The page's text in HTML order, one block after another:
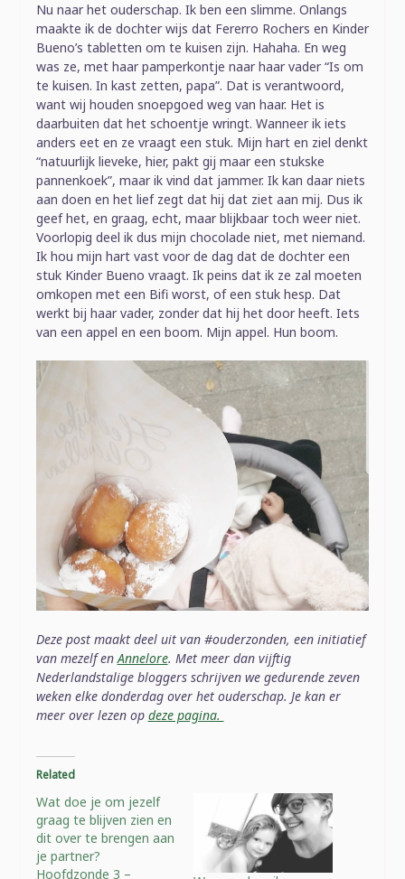
Nu naar het ouderschap. Ik ben een slimme. Onlangs
maakte ik de dochter wijs dat Fererro Rochers en Kinder
Bueno’s tabletten om te kuisen zijn. Hahaha. En weg
was ze, met haar pamperkontje naar haar vader “Is om
te kuisen. In kast zetten, papa”. Dat is verantwoord,
want wij houden snoepgoed weg van haar. Het is
daarbuiten dat het schoentje wringt. Wanneer ik iets
anders eet en ze vraagt een stuk. Mijn hart en ziel denkt
“natuurlijk lieveke, hier, pakt gij maar een stukske
pannenkoek”, maar ik vind dat jammer. Ik kan daar niets
aan doen en het lief zegt dat hij dat ziet aan mij. Dus ik
geef het, en graag, echt, maar blijkbaar toch weer niet.
Voorlopig deel ik dus mijn chocolade niet, met niemand.
Ik hou mijn hart vast voor de dag dat de dochter een
stuk Kinder Bueno vraagt. Ik peins dat ik ze zal moeten
omkopen met een Bifi worst, of een stuk hesp. Dat
werkt bij haar vader, zonder dat hij het door heeft. Iets
van een appel en een boom. Mijn appel. Hun boom.
Deze post maakt deel uit van #ouderzonden, een initiatief
van mezelf enAnnelore. Met meer dan vijftig
Nederlandstalige bloggers schrijven we gedurende zeven
weken elke donderdag over het ouderschap. Je kan er
meer over lezen op deze pagina.
Related
Wat doe je om jezelf
graag te blijven zien en
dit over te brengen aan
je partner?
Hoofdzonde 3 –